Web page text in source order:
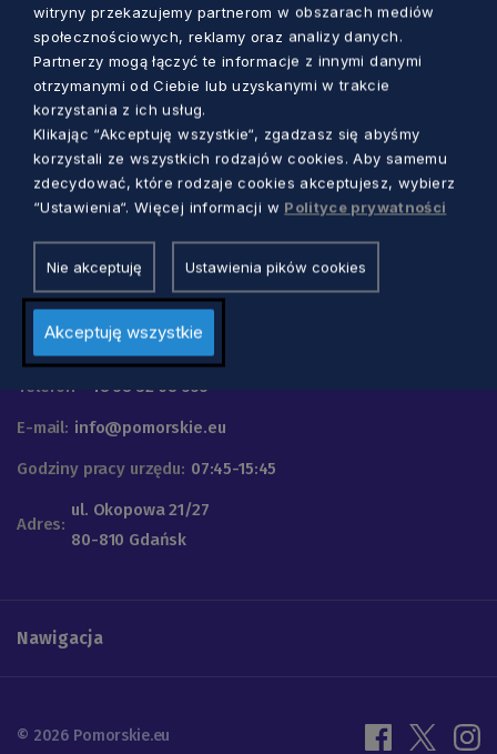
Dorota Kulka 2 lata temu
Urząd Marszałkowski
Województwa Pomorskiego
Telefon +48 58 32 68 555
E-mail: info@pomorskie.eu
Godziny pracy urzędu: 07:45-15:45
Adres:
ul. Okopowa 21/27
80-810 Gdańsk
Nawigacja
© 2026 Pomorskie.eu
witryny przekazujemy partnerom w obszarach mediów
społecznościowych, reklamy oraz analizy danych.
Partnerzy mogą łączyć te informacje z innymi danymi
otrzymanymi od Ciebie lub uzyskanymi w trakcie
korzystania z ich usług.
Klikając “Akceptuję wszystkie“, zgadzasz się abyśmy
korzystali ze wszystkich rodzajów cookies. Aby samemu
zdecydować, które rodzaje cookies akceptujesz, wybierz
“Ustawienia“. Więcej informacji w Polityce prywatności
Nie akceptuję Ustawienia pików cookies
Akceptuję wszystkie